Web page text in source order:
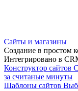
Сайты и магазины
Создание в простом
Интегрировано в
Конструктор сайтов
за считаные минуты
Шаблоны сайтов